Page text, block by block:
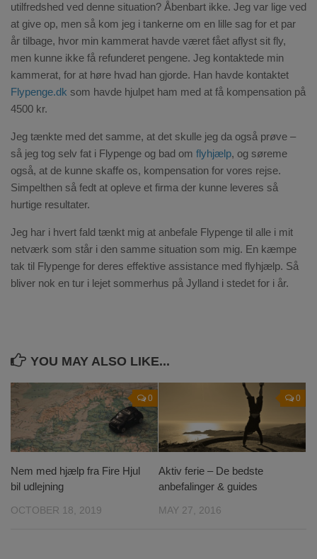
utilfredshed ved denne situation? Åbenbart ikke. Jeg var lige ved
at give op, men så kom jeg i tankerne om en lille sag for et par
år tilbage, hvor min kammerat havde været fået aflyst sit fly,
men kunne ikke få refunderet pengene. Jeg kontaktede min
kammerat, for at høre hvad han gjorde. Han havde kontaktet
Flypenge.dk som havde hjulpet ham med at få kompensation på
4500 kr.
Jeg tænkte med det samme, at det skulle jeg da også prøve –
så jeg tog selv fat i Flypenge og bad om flyhjælp, og søreme
også, at de kunne skaffe os, kompensation for vores rejse.
Simpelthen så fedt at opleve et firma der kunne leveres så
hurtige resultater.
Jeg har i hvert fald tænkt mig at anbefale Flypenge til alle i mit
netværk som står i den samme situation som mig. En kæmpe
tak til Flypenge for deres effektive assistance med flyhjælp. Så
bliver nok en tur i lejet sommerhus på Jylland i stedet for i år.
YOU MAY ALSO LIKE...
0
Nem med hjælp fra Fire Hjul
bil udlejning
OCTOBER 18, 2019
0
Aktiv ferie – De bedste
anbefalinger & guides
MAY 27, 2016